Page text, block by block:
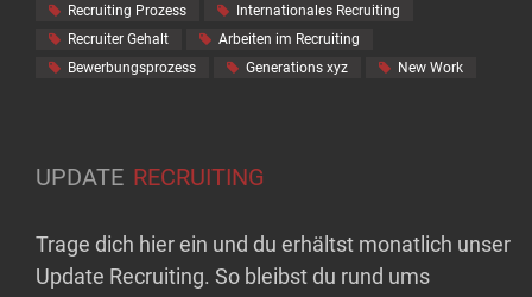
Recruiting Prozess
Internationales Recruiting
Recruiter Gehalt
Arbeiten im Recruiting
Bewerbungsprozess
Generations xyz New Work
UPDATE RECRUITING
Trage dich hier ein und du erhältst monatlich unser
Update Recruiting. So bleibst du rund ums